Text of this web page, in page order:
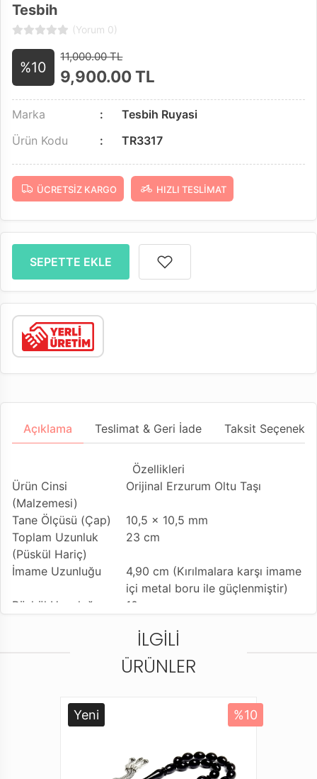
Tesbih
(Yorum 0)
%10
11,000.00 TL
9,900.00TL
Marka
Tesbih Ruyasi
Ürün Kodu
TR3317
ÜCRETSIZ KARGO HIZLI TESLIMAT
SEPETTE EKLE
Açıklama Teslimat & Geri İade Taksit
Özellikleri
Ürün Cinsi
(Malzemesi)
Orijinal Erzurum Oltu Taşı
Tane Ölçüsü (Çap)
10,5 x 10,5 mm
Toplam Uzunluk
(Püskül Hariç)
23 cm
İmame Uzunluğu
4,90 cm (Kırılmalara karşı imame
içi metal boru ile güçlenmiştir)
Püskül Uzunluğu
10 cm
Eskitme Model
Kumpaslı Usta İşçilik
Kullanılan Püskül
Özel Sistem Tasarımı
Kullanım Özelliği
Günlük Kullanıma Uygundur
Standart Tesbih İpi
İLGILI
ÜRÜNLER
Yeni %10